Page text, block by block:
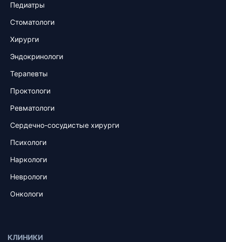
Педиатры
Стоматологи
Хирурги
Эндокринологи
Терапевты
Проктологи
Ревматологи
Сердечно-сосудистые хирурги
Психологи
Наркологи
Неврологи
Онкологи
КЛИНИКИ